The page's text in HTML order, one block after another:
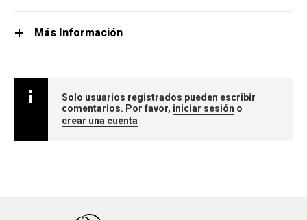
Más Información
Solo usuarios registrados pueden escribir
comentarios. Por favor, iniciar sesión o
crear una cuenta